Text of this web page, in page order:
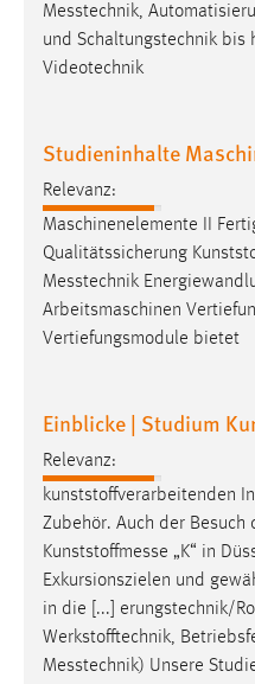
Messtechnik,
und Schaltungstechnik bis
Videotechnik
Studieninhalte
Relevanz:
Maschinenelemente II
Qualitätssicherung
Messtechnik
Arbeitsmaschinen
Vertiefungsmodule bietet
Einblicke | Studium
Relevanz:
kunststoffverarbeitenden
Zubehör. Auch der Besuch
Kunststoffmesse „K“ in
Exkursionszielen und
in die [...] erungstechnik/
Werkstofftechnik,
Messtechnik) Unsere
Name:
fe_user, be_user,
einloggen zu können.
Cookie Laufzeit:
24 Stunden
STATISTIK
Statistik Cookies
Matomo
Name:
_pk_ref, _pk_cvar,
Zweck:
Zugriffsstatistik
Cookie Laufzeit:
Max. 13 Monate